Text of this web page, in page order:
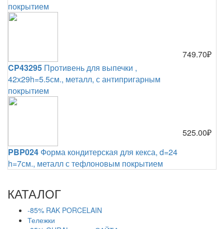
покрытием
CP43295 Противень для выпечки ,
42х29h=5.5см., металл, с антипригарным
покрытием
749.70₽
PBP024 Форма кондитерская для кекса, d=24
h=7см., металл с тефлоновым покрытием
525.00₽
КАТАЛОГ
-85% RAK PORCELAIN
Тележки